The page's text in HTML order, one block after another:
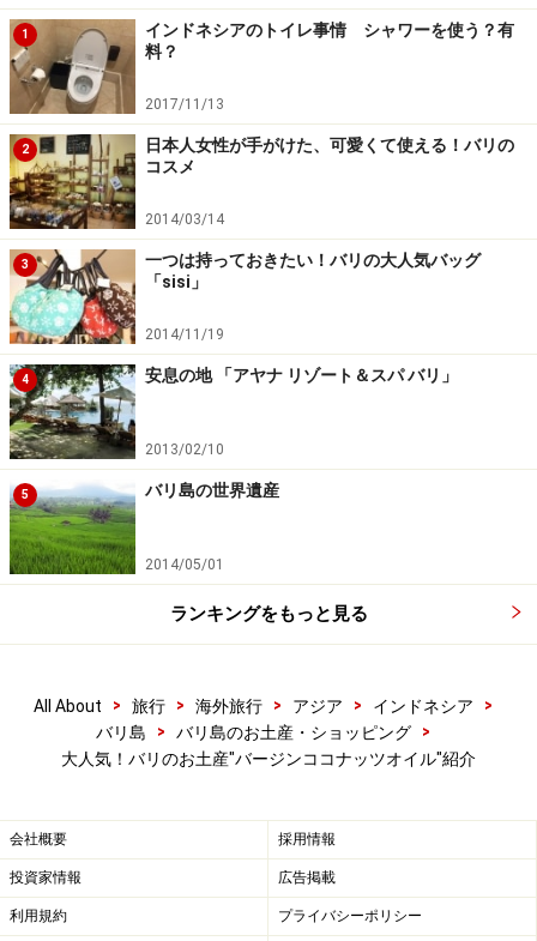
TEL：0822-3707-4058
観光途中のスーパーで購入
ココ・スーパーマーケットは黄色い看板とこのロゴが目印
もう一軒は観光途中でも立ち寄ることができる場所にあ
ります。キンタマーニ方面やウブド方面に向かう途中に
ある、バトゥブラン地域の「ココ・スーパーマーケッ
ト」です。商品は食用油のコーナーに陳列されていま
す。精油とブレンドしてアロマや香水として使用できる
ので、業務用として買い求める人もいるそうです。
500mlで約800円の価格でした
なお、ピュアなココナッツオイルは低温(25度以下)で白
く固形化するという性質があります。現地では暖かいの
で固形化しませんが、日本に持ち帰って気温が下がり、
温めましょう。すると体温ですぐに液体化します。冬場
に容器から出せなくなったら、湯せんで溶かしてからご
使用になるとよいでしょう。（※情報は2015年5月現在）
1
インドネシアのトイレ事情 シャワーを使う？有
料？
2017/11/13
2
日本人女性が手がけた、可愛くて使える！バリの
コスメ
2014/03/14
3
一つは持っておきたい！バリの大人気バッグ
「sisi」
2014/11/19
4 安息の地 「アヤナ リゾート＆スパ バリ」
2013/02/10
5 バリ島の世界遺産
2014/05/01
ランキングをもっと見る
All About > 旅行 > 海外旅行 > アジア > インドネシア
>
バリ島
> バリ島のお土産・ショッピング
>
大人気！バリのお土産"バージンココナッツオイル"紹介
会社概要 採用情報
投資家情報 広告掲載
利用規約 プライバシーポリシー